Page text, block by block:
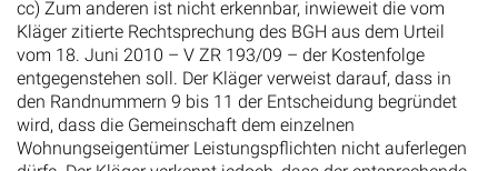
vom 18. Juni 2010 – V ZR 193/09 – der Kostenfolge
entgegenstehen soll. Der Kläger verweist darauf, dass in
den Randnummern 9 bis 11 der Entscheidung begründet
wird, dass die Gemeinschaft dem einzelnen
Wohnungseigentümer Leistungspflichten nicht auferlegen
dürfe. Der Kläger verkennt jedoch, dass der entsprechende
Beschluss auf ausdrücklichen Vorschlag des Herrn K. als